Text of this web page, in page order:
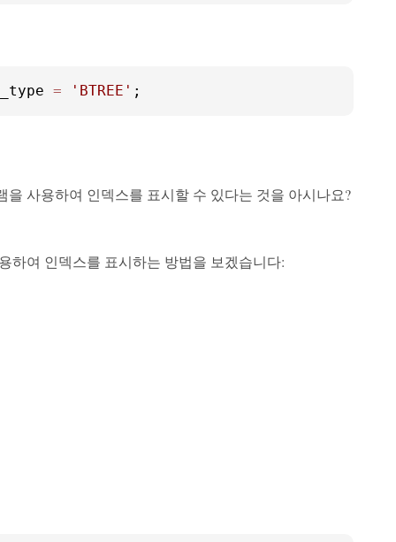
= 'BTREE' ;
사용하여 인덱스를 표시할 수 있다는 것을 아시나요?
하여 인덱스를 표시하는 방법을 보겠습니다: